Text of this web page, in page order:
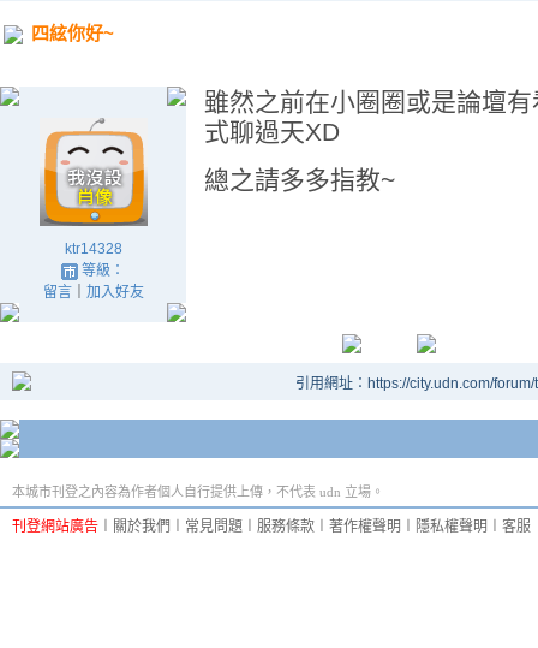
四絃你好~
ktr14328
等級：
留言｜ 加入好友
雖然之前在小圈圈或是論壇
式聊過天XD
總之請多多指教~
引用網址：https://city.udn.com/
本城市刊登之內容為作者個人自行提供上傳，不代表 udn 立場。
刊登網站廣告 關於我們 常見問題 服務條款 著作權聲明 隱私權聲明 客服